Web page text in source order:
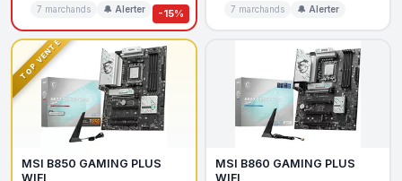
-15%
7 marchands 🔔 Alerter 7 marchands 🔔 Alerter
TOP VENTE
MSI B850 GAMING PLUS
WIFI
MSI B860 GAMING PLUS
WIFI